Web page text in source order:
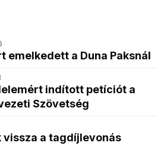
emelkedett a Duna Paksnál
indított petíciót a
Szövetség
a tagdíjlevonás